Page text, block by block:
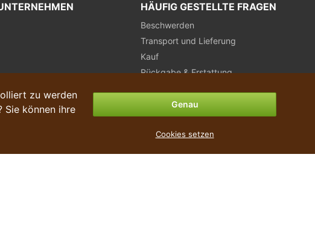
HÄUFIG GESTELLTE FRAGEN
Beschwerden
Transport und Lieferung
Kauf
Rückgabe & Erstattung
zu werden
Sie können ihre
Genau
Cookies setzen